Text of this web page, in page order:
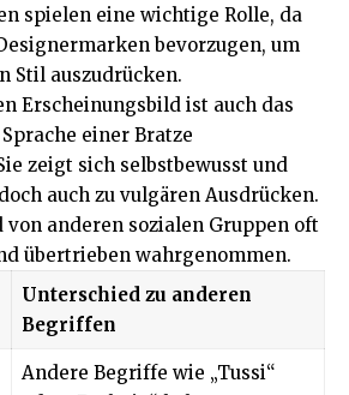
spielen eine wichtige Rolle, da
bevorzugen, um
Stil auszudrücken.
Erscheinungsbild ist auch das
einer Bratze
zeigt sich selbstbewusst und
auch zu vulgären Ausdrücken.
anderen sozialen Gruppen oft
übertrieben wahrgenommen.
Unterschied zu anderen
Begriffen
Andere Begriffe wie „Tussi“